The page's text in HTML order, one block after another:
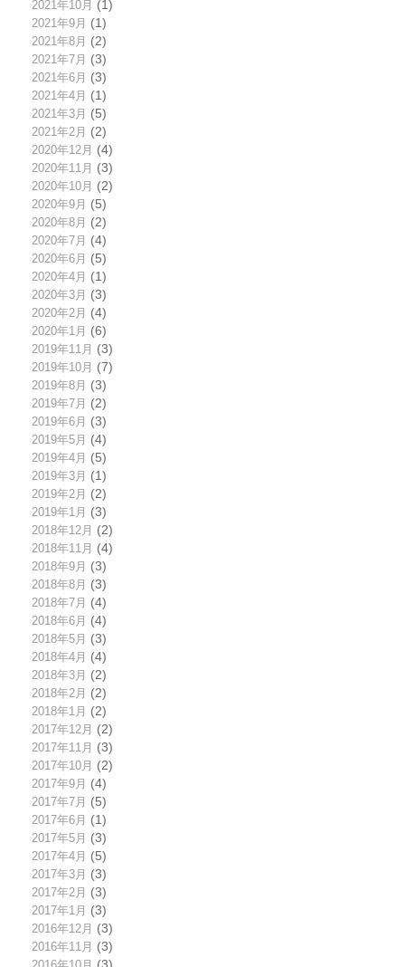
2021年10月 (1)
2021年9月 (1)
2021年8月 (2)
2021年7月 (3)
2021年6月 (3)
2021年4月 (1)
2021年3月 (5)
2021年2月 (2)
2020年12月 (4)
2020年11月 (3)
2020年10月 (2)
2020年9月 (5)
2020年8月 (2)
2020年7月 (4)
2020年6月 (5)
2020年4月 (1)
2020年3月 (3)
2020年2月 (4)
2020年1月 (6)
2019年11月 (3)
2019年10月 (7)
2019年8月 (3)
2019年7月 (2)
2019年6月 (3)
2019年5月 (4)
2019年4月 (5)
2019年3月 (1)
2019年2月 (2)
2019年1月 (3)
2018年12月 (2)
2018年11月 (4)
2018年9月 (3)
2018年8月 (3)
2018年7月 (4)
2018年6月 (4)
2018年5月 (3)
2018年4月 (4)
2018年3月 (2)
2018年2月 (2)
2018年1月 (2)
2017年12月 (2)
2017年11月 (3)
2017年10月 (2)
2017年9月 (4)
2017年7月 (5)
2017年6月 (1)
2017年5月 (3)
2017年4月 (5)
2017年3月 (3)
2017年2月 (3)
2017年1月 (3)
2016年12月 (3)
2016年11月 (3)